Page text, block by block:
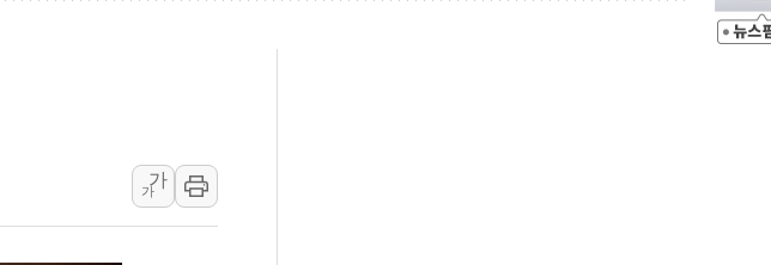
[속보] 민주, 인천 경선 결과 발표...김민석 45.09% 정청래 43.27% 송영길 11.63%
美, 이란전 출구전략 만지작…공습 한계·탄약 부족 현실화
강릉·동해·삼척 시간당 최대 50㎜ 폭우…강원 동해안 강한 비 이어져
폐기물 수거하다 참변…60대 환경미화원 수거차에 치여 사망
가
가